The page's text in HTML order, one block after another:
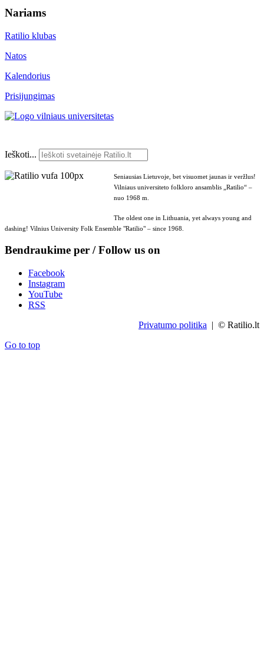
Nariams
Ratilio klubas
Natos
Kalendorius
Prisijungimas
Ieškoti...
Seniausias Lietuvoje, bet visuomet jaunas ir veržlus!
Vilniaus universiteto folkloro ansamblis „Ratilio“ –
nuo 1968 m.
The oldest one in Lithuania, yet always young and
dashing! Vilnius University Folk Ensemble "Ratilio" – since 1968.
Bendraukime per / Follow us on
Facebook
Instagram
YouTube
RSS
Privatumo politika | © Ratilio.lt
Go to top